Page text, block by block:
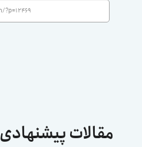
مقالات پیشنهادی